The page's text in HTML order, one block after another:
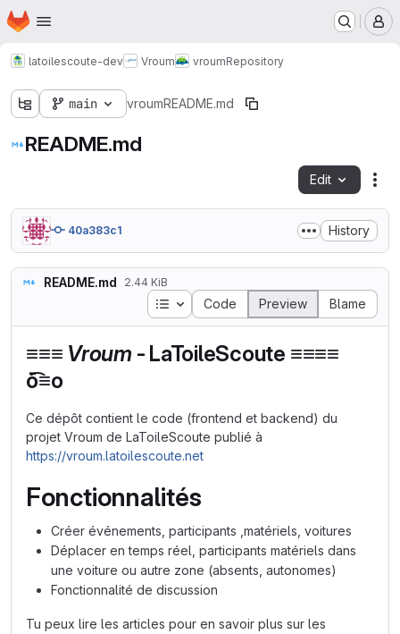
Skip to main content
Homepage
latoilescoute-dev Vroum vroumRepository
main vroumREADME.md
README.md
Edit
40a383c1 History
README.md 2.44 KiB
Table of contents
Code Preview Blame
≡≡≡ Vroum - LaToileScoute ≡≡≡≡
ō͡≡o
Ce dépôt contient le code (frontend et backend) du
projet Vroum de LaToileScoute publié à
https://vroum.latoilescoute.net
Fonctionnalités
Créer événements, participants ,matériels, voitures
Déplacer en temps réel, participants matériels dans
une voiture ou autre zone (absents, autonomes)
Fonctionnalité de discussion
Tu peux lire les articles pour en savoir plus sur les